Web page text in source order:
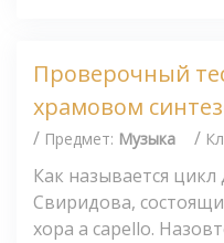
Проверочный
храмовом
/ Предмет: Музыка /
Как называется
Свиридова,
хора a capello.